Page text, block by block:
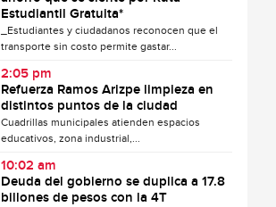
Estudiantil Gratuita*
_Estudiantes y ciudadanos reconocen que el
transporte sin costo permite gastar...
2:05 pm
Refuerza Ramos Arizpe limpieza en
distintos puntos de la ciudad
Cuadrillas municipales atienden espacios
educativos, zona industrial,...
10:02 am
Deuda del gobierno se duplica a 17.8
billones de pesos con la 4T